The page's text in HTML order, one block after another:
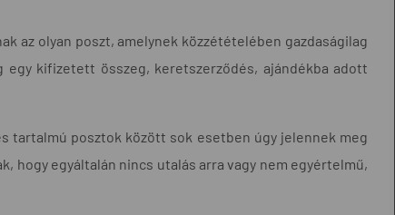
az olyan poszt, amelynek közzétételében gazdaságilag
kifizetett összeg, keretszerződés, ajándékba adott
tartalmú posztok között sok esetben úgy jelennek meg
egyáltalán nincs utalás arra vagy nem egyértelmű,